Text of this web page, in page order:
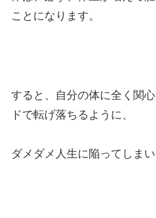
ことになります。
すると、自分の体に全く関
ドで転げ落ちるように、
ダメダメ人生に陥ってしまい